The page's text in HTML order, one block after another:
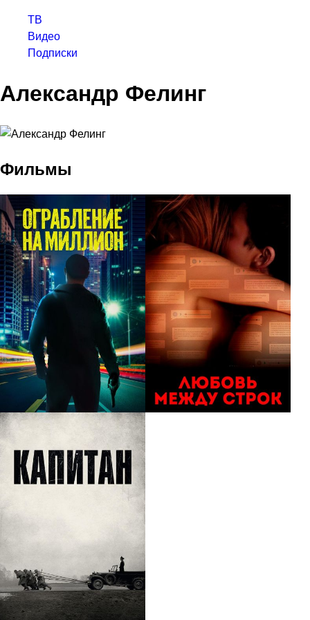
ТВ
Видео
Подписки
Александр Фелинг
Фильмы